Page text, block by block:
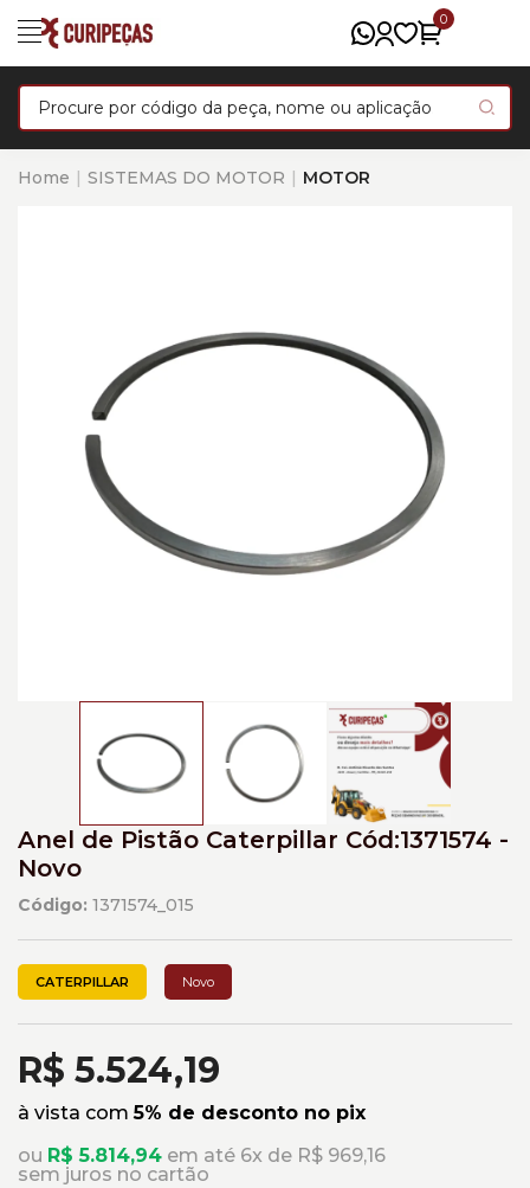
0
Home SISTEMAS DO MOTOR MOTOR
Anel de Pistão Caterpillar Cód:1371574 -
Novo
Código: 1371574_015
CATERPILLAR Novo
R$ 5.524,19
à vista com5% de desconto no pix
ou R$ 5.814,94 em até 6x de R$ 969,16
sem juros no cartão